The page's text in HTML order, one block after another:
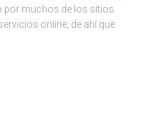
muchos de los sitios
online, de ahí que